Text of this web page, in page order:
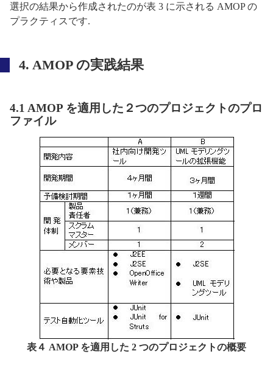
選択の結果から作成されたのが表 3 に示される AMOP の
プラクティスです.
4. AMOP の実践結果
4.1 AMOP を適用した２つのプロジェクトのプロ
ファイル
表４ AMOP を適用した 2 つのプロジェクトの概要